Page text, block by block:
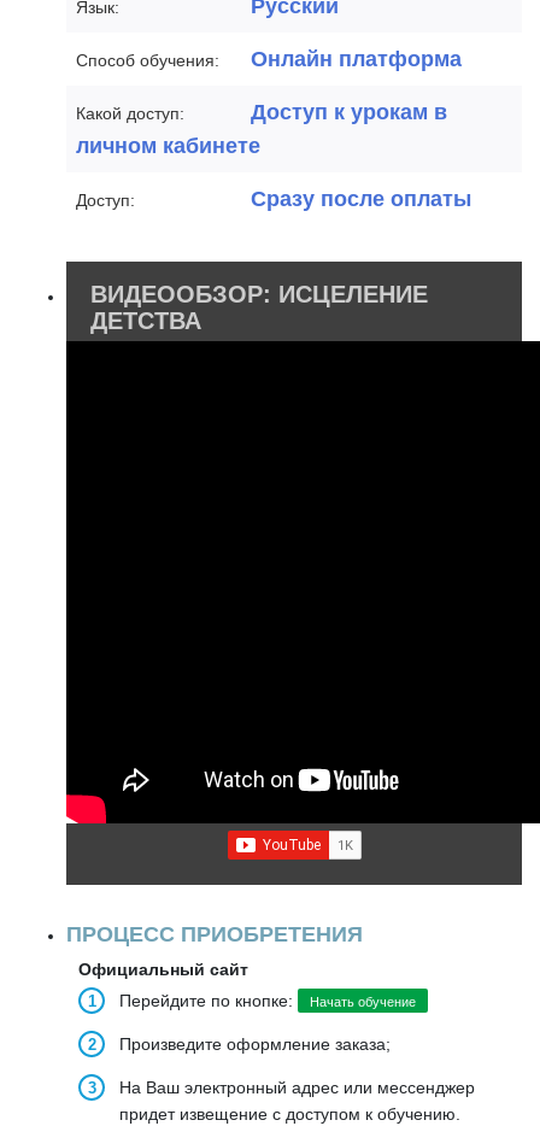
Язык: Русский
Способ обучения: Онлайн платформа
Какой доступ:
Доступ к урокам в
личном кабинете
Доступ: Сразу после оплаты
ВИДЕООБЗОР: ИСЦЕЛЕНИЕ
ДЕТСТВА
ПРОЦЕСС ПРИОБРЕТЕНИЯ
Официальный сайт
Перейдите по кнопке:
Начать обучение
Произведите оформление заказа;
На Ваш электронный адрес или мессенджер
придет извещение с доступом к обучению.